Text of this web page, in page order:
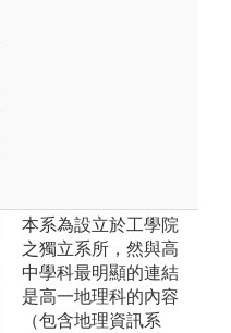
本系為設立於工學院
之獨立系所，然與高
中學科最明顯的連結
是高一地理科的內容
（包含地理資訊系